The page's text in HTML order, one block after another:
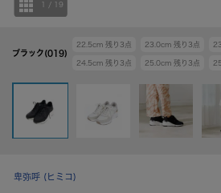
ブラック(019)
22.5cm 残り 3 点 23.0cm 残り 3 点
24.5cm 残り 3 点 25.0cm 残り 3 点
/ 19
卑弥呼 (ヒミコ)